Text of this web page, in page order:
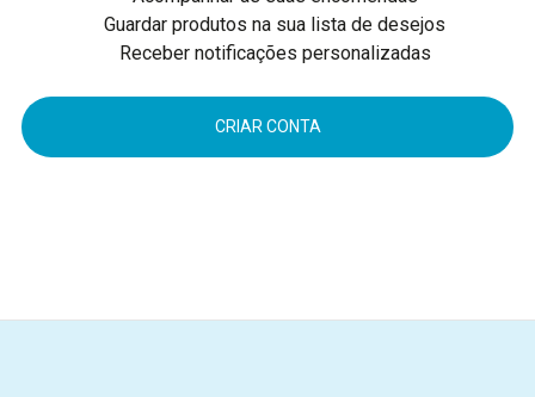
Guardar produtos na sua lista de desejos
Receber notificações personalizadas
CRIAR CONTA